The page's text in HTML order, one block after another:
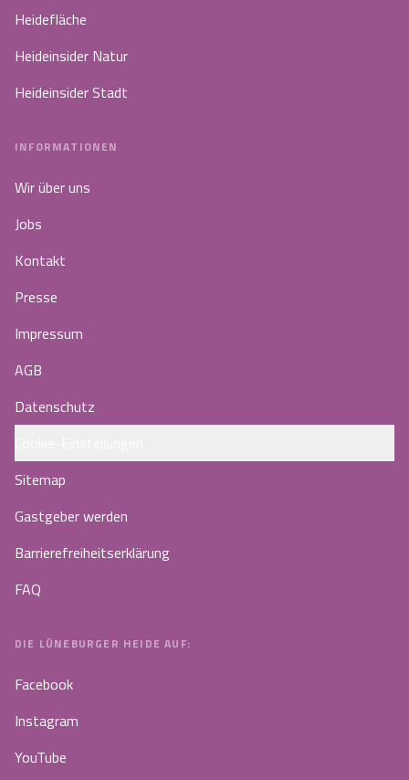
Heidefläche
Heideinsider Natur
Heideinsider Stadt
INFORMATIONEN
Wir über uns
Jobs
Kontakt
Presse
Impressum
AGB
Datenschutz
Sitemap
Gastgeber werden
Barrierefreiheitserklärung
FAQ
DIE LÜNEBURGER HEIDE AUF:
Facebook
Instagram
YouTube